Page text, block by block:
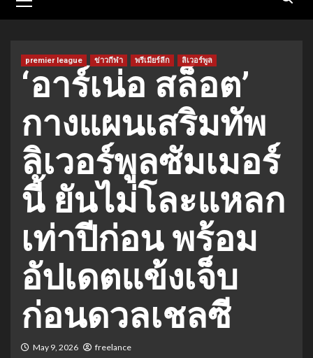
Menu
premier league ข่าวกีฬา พรีเมียร์ลีก ลิเวอร์พูล
‘อาร์เน่อ สล็อต’
กางแผนเสริมทัพ
ลิเวอร์พูลซัมเมอร์
นี้ ยันไม่โละแหลก
เท่าปีก่อน พร้อม
อัปเดตแข้งเจ็บ
ก่อนดวลเชลซี
May 9, 2026 freelance